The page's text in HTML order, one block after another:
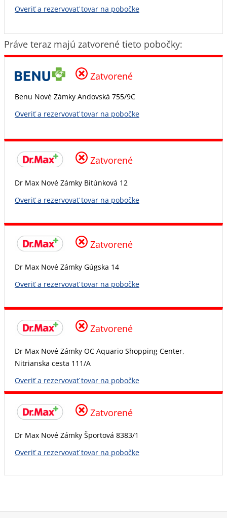
Overiť a rezervovať tovar na pobočke
Práve teraz majú zatvorené tieto pobočky:
Zatvorené
Benu Nové Zámky Andovská 755/9C
Overiť a rezervovať tovar na pobočke
Zatvorené
Dr Max Nové Zámky Bitúnková 12
Overiť a rezervovať tovar na pobočke
Zatvorené
Dr Max Nové Zámky Gúgska 14
Overiť a rezervovať tovar na pobočke
Zatvorené
Dr Max Nové Zámky OC Aquario Shopping Center,
Nitrianska cesta 111/A
Overiť a rezervovať tovar na pobočke
Zatvorené
Dr Max Nové Zámky Športová 8383/1
Overiť a rezervovať tovar na pobočke